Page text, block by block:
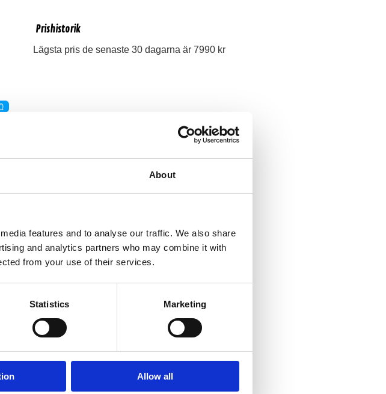
About
features and to analyse our traffic. We also share
and analytics partners who may combine it with
from your use of their services.
Statistics Marketing
Allow all
Prishistorik
Lägsta pris de senaste 30 dagarna är 7990 kr